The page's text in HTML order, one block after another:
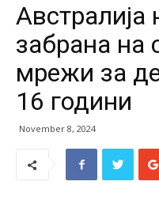
Австралија
забрана на
мрежи за
16 години
November 8, 2024